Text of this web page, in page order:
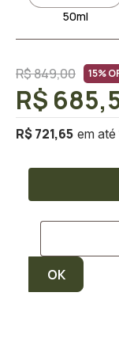
50ml
R$ 849,00 15%
R$ 721,65
R$